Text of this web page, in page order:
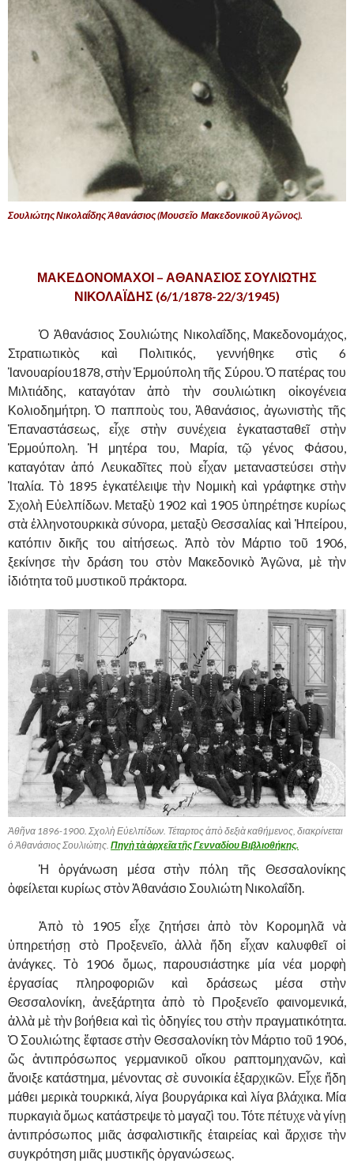
Σουλιώτης Νικολαΐδης Ἀθανάσιος (Μουσεῖο Μακεδονικοῦ Ἀγῶνος).
ΜΑΚΕΔΟΝΟΜΑΧΟΙ – ΑΘΑΝΑΣΙΟΣ ΣΟΥΛΙΩΤΗΣ
ΝΙΚΟΛΑΪΔΗΣ (6/1/1878-22/3/1945)
Ὁ Ἀθανάσιος Σουλιώτης Νικολαΐδης, Μακεδονομάχος,
Στρατιωτικὸς καὶ Πολιτικός, γεννήθηκε στὶς 6
Ἰανουαρίου1878, στὴν Ἑρμούπολη τῆς Σύρου. Ὁ πατέρας του
Μιλτιάδης, καταγόταν ἀπὸ τὴν σουλιώτικη οἰκογένεια
Κολιοδημήτρη.Ὁ παπποὺς του, Ἀθανάσιος, ἀγωνιστὴς τῆς
Ἐπαναστάσεως, εἶχε στὴν συνέχεια ἐγκατασταθεῖ στὴν
Ἑρμούπολη. Ἡ μητέρα του, Μαρία, τῷ γένος Φάσου,
καταγόταν ἀπό Λευκαδῖτες ποὺ εἶχαν μεταναστεύσει στὴν
Ἰταλία. Τὸ 1895 ἐγκατέλειψε τὴν Νομικὴ καὶ γράφτηκε στὴν
Σχολὴ Εὐελπίδων. Μεταξὺ 1902 καὶ 1905 ὑπηρέτησε κυρίως
στὰ ἑλληνοτουρκικὰ σύνορα, μεταξὺ Θεσσαλίας καὶ Ἠπείρου,
κατόπιν δικῆς του αἰτήσεως. Ἀπὸ τὸν Μάρτιο τοῦ 1906,
ξεκίνησε τὴν δράση του στὸν Μακεδονικὸ Ἀγῶνα, μὲ τὴν
ἰδιότητα τοῦ μυστικοῦ πράκτορα.
Ἀθῆνα 1896-1900. Σχολὴ Εὐελπίδων. Τέταρτος ἀπὸ δεξιὰ καθήμενος, διακρίνεται
ὁ Ἀθανάσιος Σουλιώτης. Πηγὴ τὰ ἀρχεῖα τῆς Γενναδίου Βιβλιοθήκης.
Ἡ ὁργάνωση μέσα στὴν πόλη τῆς Θεσσαλονίκης
ὁφείλεται κυρίως στὸν Ἀθανάσιο Σουλιώτη Νικολαΐδη.
Ἀπὸ τὸ 1905 εἶχε ζητήσει ἀπὸ τὸν Κορομηλᾶ νὰ
ὑπηρετήσῃ στὸ Προξενεῖο, ἀλλὰ ἤδη εἶχαν καλυφθεῖ οἱ
ἀνάγκες. Τὸ 1906 ὅμως, παρουσιάστηκε μία νέα μορφὴ
ἐργασίας πληροφοριῶν καὶ δράσεως μέσα στὴν
Θεσσαλονίκη, ἀνεξάρτητα ἀπὸ τὸ Προξενεῖο φαινομενικά,
ἀλλὰ μὲ τὴν βοήθεια καὶ τὶς ὁδηγίες του στὴν πραγματικότητα.
Ὁ Σουλιώτης ἔφτασε στὴν Θεσσαλονίκη τὸν Μάρτιο τοῦ 1906,
ὥς ἀντιπρόσωπος γερμανικοῦ οἴκου ραπτομηχανῶν, καὶ
ἄνοιξε κατάστημα, μένοντας σὲ συνοικία ἐξαρχικῶν. Εἶχε ἤδη
μάθει μερικὰ τουρκικά, λίγα βουργάρικα καὶ λίγα βλάχικα. Μία
πυρκαγιὰ ὅμως κατάστρεψε τὸ μαγαζὶ του. Τότε πέτυχε νὰ γίνῃ
ἀντιπρόσωπος μιᾶς ἀσφαλιστικῆς ἑταιρείας καὶ ἄρχισε τὴν
συγκρότηση μιᾶς μυστικῆς ὁργανώσεως.